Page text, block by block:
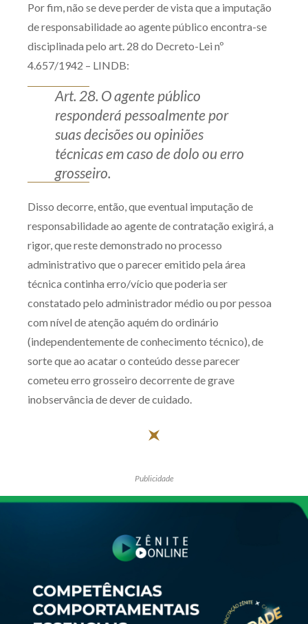
Por fim, não se deve perder de vista que a imputação
de responsabilidade ao agente público encontra-se
disciplinada pelo art. 28 do Decreto-Lei nº
4.657/1942 – LINDB:
Art. 28. O agente público
responderá pessoalmente por
suas decisões ou opiniões
técnicas em caso de dolo ou erro
grosseiro.
Disso decorre, então, que eventual imputação de
responsabilidade ao agente de contratação exigirá, a
rigor, que reste demonstrado no processo
administrativo que o parecer emitido pela área
técnica continha erro/vício que poderia ser
constatado pelo administrador médio ou por pessoa
com nível de atenção aquém do ordinário
(independentemente de conhecimento técnico), de
sorte que ao acatar o conteúdo desse parecer
cometeu erro grosseiro decorrente de grave
inobservância de dever de cuidado.
Publicidade